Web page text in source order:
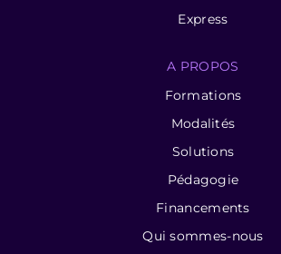
Express
A PROPOS
Formations
Modalités
Solutions
Pédagogie
Financements
Qui sommes-nous